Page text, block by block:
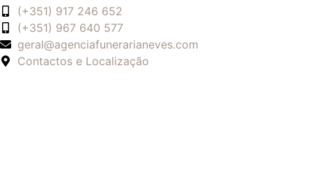
(+351) 917 246 652
(+351) 967 640 577
geral@agenciafunerarianeves.com
Contactos e Localização